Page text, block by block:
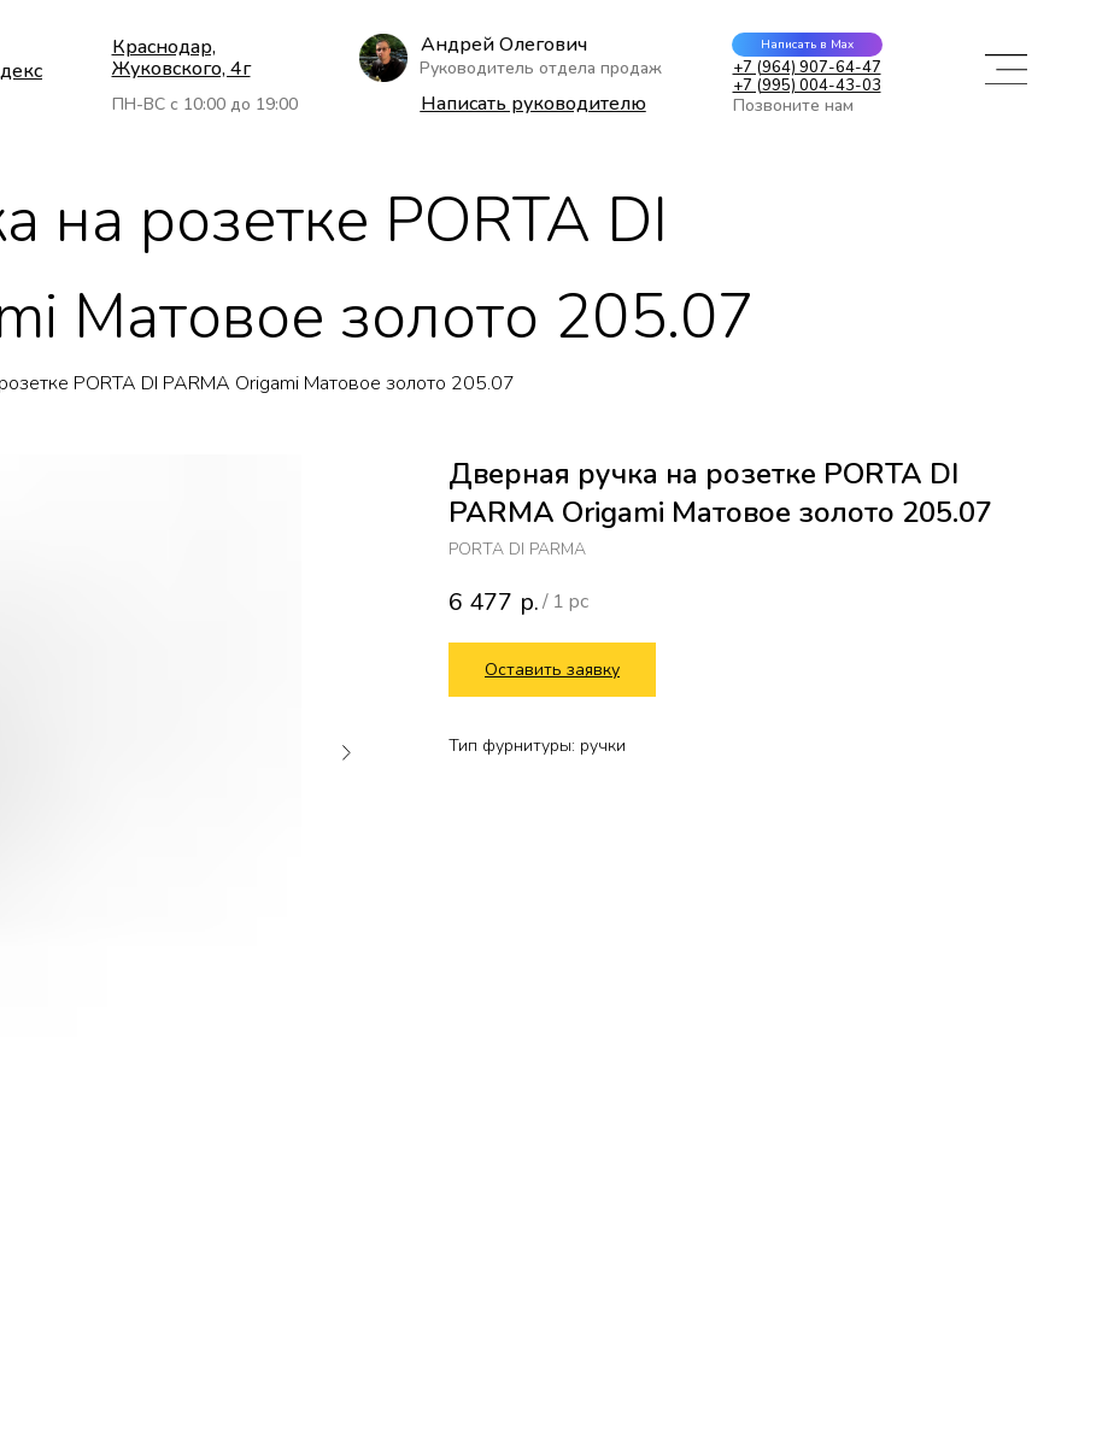
Краснодар,
Жуковского, 4г
ПН-ВС с 10:00 до 19:00 Позвоните нам
+7 (964) 907-64-47
+7 (995) 004-43-03
Андрей Олегович
Руководитель отдела продаж
Написать руководителю
Написать в Max
на розетке PORTA DI
Матовое золото 205.07
PORTA DI PARMA Origami Матовое золото 205.07
Дверная ручка на розетке PORTA DI
PARMA Origami Матовое золото 205.07
PORTA DI PARMA
6 477 р./ 1 pc
Оставить заявку
Тип фурнитуры: ручки